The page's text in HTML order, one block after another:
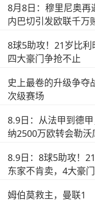
8月8日：穆里尼奥再
内巴切引发欧联千万
8球5助攻！21岁比利
四大豪门争抢不止
史上最卷的升级争夺
次级赛场
8.9日：从法甲到德
纳2500万欧转会勒沃
8.9日：8球5助攻！
东家不肯卖，4大豪
姆伯莫救主，曼联1